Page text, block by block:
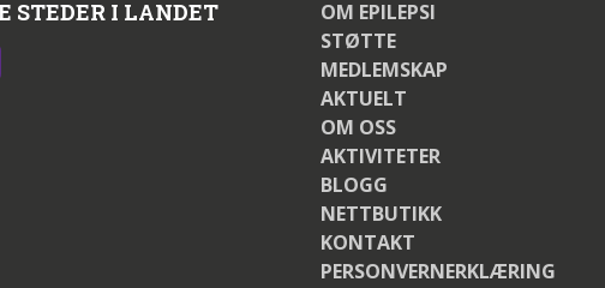
STEDER I LANDET
OM EPILEPSI
STØTTE
MEDLEMSKAP
AKTUELT
OM OSS
AKTIVITETER
BLOGG
NETTBUTIKK
KONTAKT
PERSONVERNERKLÆRING